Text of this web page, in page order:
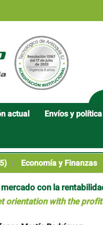
actual Envíos y
Economía y Finanzas
con la
orientation with the